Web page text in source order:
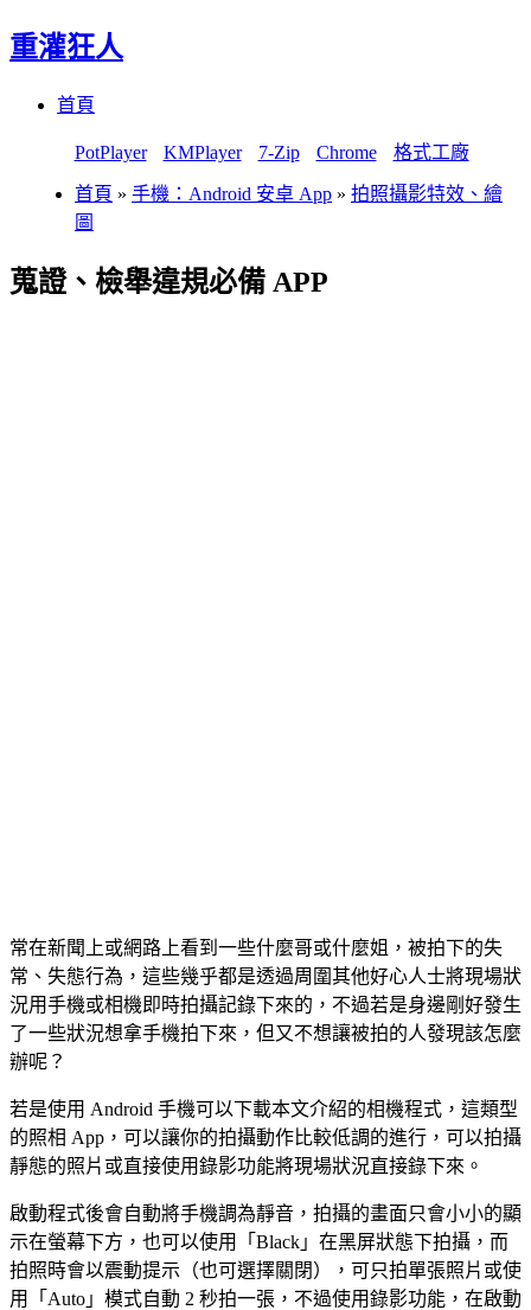
重灌狂人
首頁
PotPlayer KMPlayer 7-Zip Chrome 格式工廠
首頁 » 手機：Android 安卓 App » 拍照攝影特效、繪
圖
蒐證、檢舉違規必備 APP
常在新聞上或網路上看到一些什麼哥或什麼姐，被拍下的失
常、失態行為，這些幾乎都是透過周圍其他好心人士將現場狀
況用手機或相機即時拍攝記錄下來的，不過若是身邊剛好發生
了一些狀況想拿手機拍下來，但又不想讓被拍的人發現該怎麼
辦呢？
若是使用 Android 手機可以下載本文介紹的相機程式，這類型
的照相 App，可以讓你的拍攝動作比較低調的進行，可以拍攝
靜態的照片或直接使用錄影功能將現場狀況直接錄下來。
啟動程式後會自動將手機調為靜音，拍攝的畫面只會小小的顯
示在螢幕下方，也可以使用「Black」在黑屏狀態下拍攝，而
拍照時會以震動提示（也可選擇關閉），可只拍單張照片或使
用「Auto」模式自動 2 秒拍一張，不過使用錄影功能，在啟動